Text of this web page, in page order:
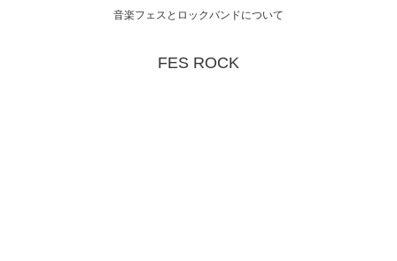
音楽フェスとロックバンドについて
FES ROCK